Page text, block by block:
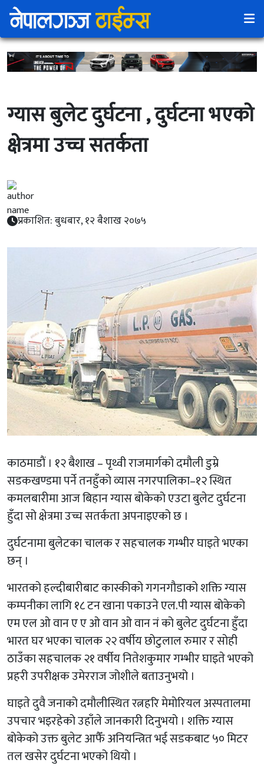
ग्यास बुलेट दुर्घटना , दुर्घटना भएकाे
क्षेत्रमा उच्च सतर्कता
प्रकाशित: बुधबार, १२ बैशाख २०७५
काठमाडाैं । १२ बैशाख – पृथ्वी राजमार्गको दमौली डुम्रे
सडकखण्डमा पर्ने तनहुँको व्यास नगरपालिका–१२ स्थित
कमलबारीमा आज बिहान ग्यास बोकेको एउटा बुलेट दुर्घटना
हुँदा सो क्षेत्रमा उच्च सतर्कता अपनाइएको छ ।
दुर्घटनामा बुलेटका चालक र सहचालक गम्भीर घाइते भएका
छन् ।
भारतको हल्दीबारीबाट कास्कीको गगनगौडाको शक्ति ग्यास
कम्पनीका लागि १८ टन खाना पकाउने एल.पी ग्यास बोकेको
एम एल ओ वान ए ए ओ वान ओ वान नं को बुलेट दुर्घटना हुँदा
भारत घर भएका चालक २२ वर्षीय छोटुलाल रुमार र सोही
ठाउँका सहचालक २१ वर्षीय नितेशकुमार गम्भीर घाइते भएको
प्रहरी उपरीक्षक उमेरराज जोशीले बताउनुभयो ।
घाइते दुवै जनाको दमौलीस्थित रत्नहरि मेमोरियल अस्पतालमा
उपचार भइरहेको उहाँले जानकारी दिनुभयो । शक्ति ग्यास
बोकेको उक्त बुलेट आफैँ अनियन्त्रित भई सडकबाट ५० मिटर
तल खसेर दुर्घटना भएको थियो ।